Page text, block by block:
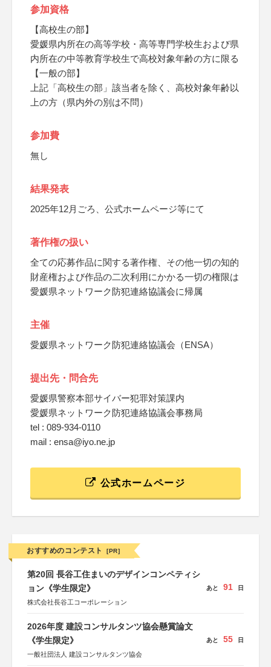
参加資格
【高校生の部】
愛媛県内所在の高等学校・高等専門学校生および県
内所在の中等教育学校生で高校対象年齢の方に限る
【一般の部】
上記「高校生の部」該当者を除く、高校対象年齢以
上の方（県内外の別は不問）
参加費
無し
結果発表
2025年12月ごろ、公式ホームページ等にて
著作権の扱い
全ての応募作品に関する著作権、その他一切の知的
財産権および作品の二次利用にかかる一切の権限は
愛媛県ネットワーク防犯連絡協議会に帰属
主催
愛媛県ネットワーク防犯連絡協議会（ENSA）
提出先・問合先
愛媛県警察本部サイバー犯罪対策課内
愛媛県ネットワーク防犯連絡協議会事務局
tel : 089-934-0110
mail : ensa@iyo.ne.jp
公式ホームページ
おすすめのコンテスト [PR]
第20回 長谷工住まいのデザインコンペティシ
ョン《学生限定》
株式会社長谷工コーポレーション
あと 91 日
2026年度 建設コンサルタンツ協会懸賞論文
《学生限定》
一般社団法人 建設コンサルタンツ協会
あと 55 日